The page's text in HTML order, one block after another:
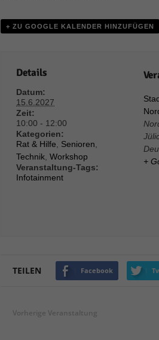
+ ZU GOOGLE KALENDER HINZUFÜGEN
Details
Datum:
15.6.2027
Zeit:
10:00 - 12:00
Kategorien:
Rat & Hilfe
Senioren
Technik ,Workshop
Veranstaltung-Tags:
Infotainment
+
TEILEN Facebook
Vorherige Veranstaltung